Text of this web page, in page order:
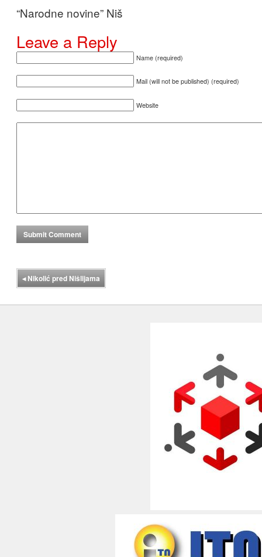
“Narodne novine” Niš
Leave a Reply
Name (required)
Mail (will not be published) (required)
Website
◂Nikolić pred Nišlijama